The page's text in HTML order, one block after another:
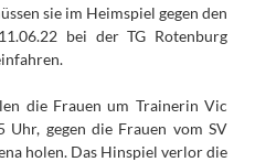
sie im Heimspiel gegen den
bei der TG Rotenburg
die Frauen um Trainerin Vic
Uhr, gegen die Frauen vom SV
holen. Das Hinspiel verlor die